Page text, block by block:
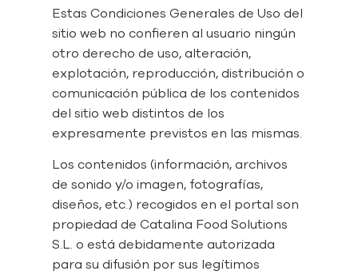
Estas Condiciones Generales de Uso del
sitio web no confieren al usuario ningún
otro derecho de uso, alteración,
explotación, reproducción, distribución o
comunicación pública de los contenidos
del sitio web distintos de los
expresamente previstos en las mismas.
Los contenidos (información, archivos
de sonido y/o imagen, fotografías,
diseños, etc.) recogidos en el portal son
propiedad de Catalina Food Solutions
S.L. o está debidamente autorizada
para su difusión por sus legítimos